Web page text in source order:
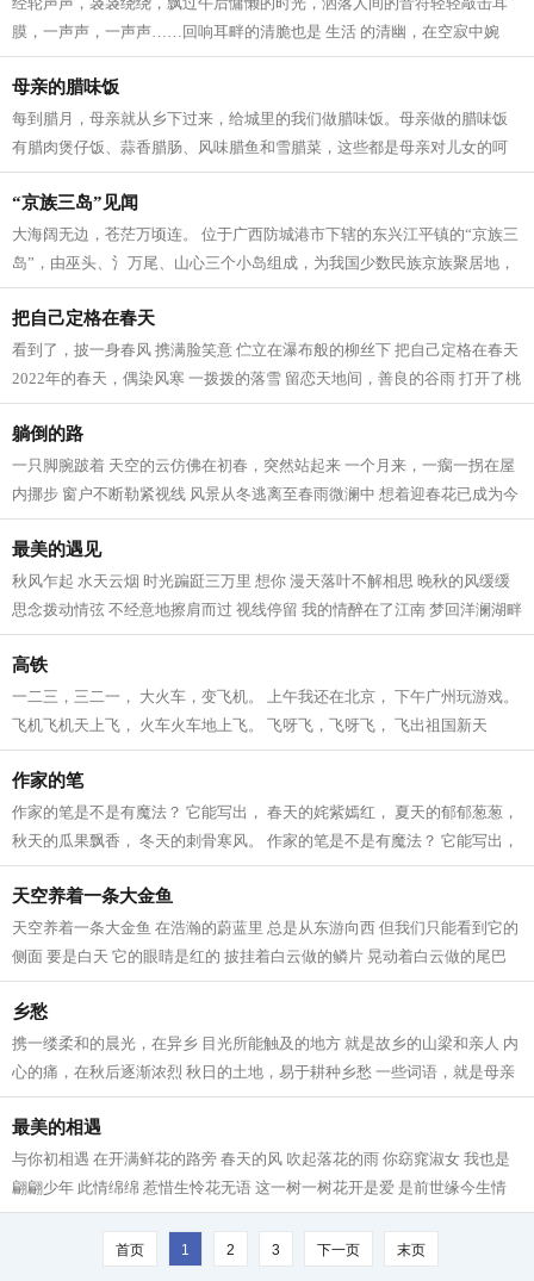
膜，一声声，一声声……回响耳畔的清脆也是 生活 的清幽，在空寂中婉
转、在空灵中婉约，阿妈转动经轮，那...
母亲的腊味饭
每到腊月，母亲就从乡下过来，给城里的我们做腊味饭。母亲做的腊味饭
有腊肉煲仔饭、蒜香腊肠、风味腊鱼和雪腊菜，这些都是母亲对儿女的呵
护和疼爱。 小雪时节，天气变得干燥，...
“京族三岛”见闻
大海阔无边，苍茫万顷连。 位于广西防城港市下辖的东兴江平镇的“京族三
岛”，由巫头、氵万尾、山心三个小岛组成，为我国少数民族京族聚居地，
故此称之。它面临北部湾，背倚十...
把自己定格在春天
看到了，披一身春风 携满脸笑意 伫立在瀑布般的柳丝下 把自己定格在春天
2022年的春天，偶染风寒 一拨拨的落雪 留恋天地间，善良的谷雨 打开了桃
花心飞菲 眼眸飘逸浪漫 昨夜的一场...
躺倒的路
一只脚腕跛着 天空的云仿佛在初春，突然站起来 一个月来，一瘸一拐在屋
内挪步 窗户不断勒紧视线 风景从冬逃离至春雨微澜中 想着迎春花已成为今
年过往的旧时光 轮椅并不意味着光...
最美的遇见
秋风乍起 水天云烟 时光蹁跹三万里 想你 漫天落叶不解相思 晚秋的风缓缓
思念拨动情弦 不经意地擦肩而过 视线停留 我的情醉在了江南 梦回洋澜湖畔
那个温馨的夜晚 深情凝望 十指相...
高铁
一二三，三二一， 大火车，变飞机。 上午我还在北京， 下午广州玩游戏。
飞机飞机天上飞， 火车火车地上飞。 飞呀飞，飞呀飞， 飞出祖国新天
地。...
作家的笔
作家的笔是不是有魔法？ 它能写出， 春天的姹紫嫣红， 夏天的郁郁葱葱，
秋天的瓜果飘香， 冬天的刺骨寒风。 作家的笔是不是有魔法？ 它能写出，
天空的湛蓝深远， 大地的宽阔无...
天空养着一条大金鱼
天空养着一条大金鱼 在浩瀚的蔚蓝里 总是从东游向西 但我们只能看到它的
侧面 要是白天 它的眼睛是红的 披挂着白云做的鳞片 晃动着白云做的尾巴
它张合的白云嘴 吐着一朵朵 好看的...
乡愁
携一缕柔和的晨光，在异乡 目光所能触及的地方 就是故乡的山梁和亲人 内
心的痛，在秋后逐渐浓烈 秋日的土地，易于耕种乡愁 一些词语，就是母亲
的庄稼 在乡下，草垛如同古堡 守候...
最美的相遇
与你初相遇 在开满鲜花的路旁 春天的风 吹起落花的雨 你窈窕淑女 我也是
翩翩少年 此情绵绵 惹惜生怜花无语 这一树一树花开是爱 是前世缘今生情
我呼唤你，轻轻的 一笑留千年 最美...
首页 1 2 3 下一页 末页